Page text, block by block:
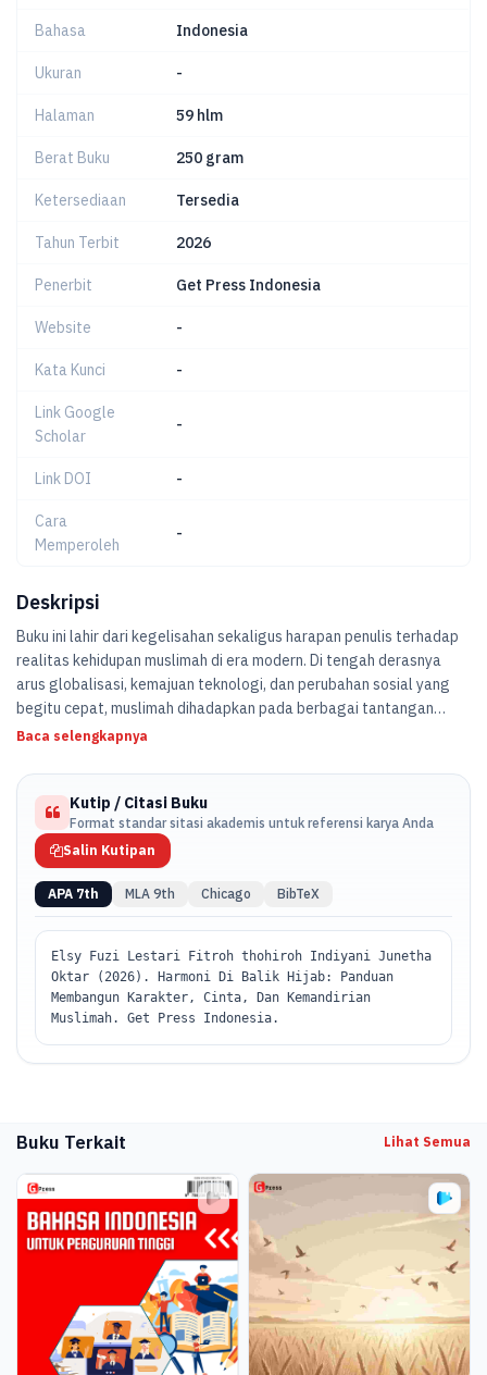
Bahasa Indonesia
Ukuran -
Halaman 59 hlm
Berat Buku 250 gram
Ketersediaan Tersedia
Tahun Terbit 2026
Penerbit Get Press Indonesia
Website -
Kata Kunci -
Link Google
Scholar
-
Link DOI -
Cara
Memperoleh
-
Deskripsi
Buku ini lahir dari kegelisahan sekaligus harapan penulis terhadap
realitas kehidupan muslimah di era modern. Di tengah derasnya
arus globalisasi, kemajuan teknologi, dan perubahan sosial yang
begitu cepat, muslimah dihadapkan pada berbagai tantangan
yang tidak sederhana—mulai dari pencarian identitas diri, tuntutan
dengan standar-standar eksternal yang kerap kali bertentangan
dengan nilai- nilai keimanan. Hijab, yang sejatinya merupakan
simbol kesadaran dan ketaatan, tidak jarang dipersempit
maknanya hanya sebagai atribut visual, terlepas dari dimensi
Baca selengkapnya
Kutip / Citasi Buku
Format standar sitasi akademis untuk referensi karya Anda
Salin Kutipan
APA 7th MLA 9th Chicago BibTeX
Elsy Fuzi Lestari Fitroh thohiroh Indiyani Junetha
Oktar (2026). Harmoni Di Balik Hijab: Panduan
Membangun Karakter, Cinta, Dan Kemandirian
Muslimah. Get Press Indonesia.
Buku Terkait Lihat Semua